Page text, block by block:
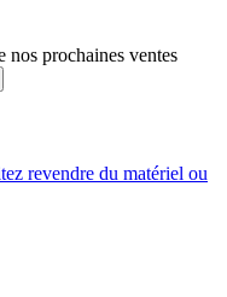
prochaines ventes